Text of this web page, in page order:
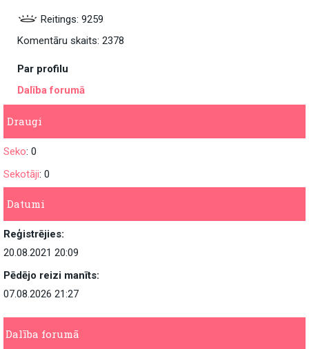
Reitings: 9259
Komentāru skaits: 2378
Par profilu
Dalība forumā
Draugi
Seko: 0
Sekotāji: 0
Datumi
Reģistrējies:
20.08.2021 20:09
Pēdējo reizi manīts:
07.08.2026 21:27
Dalība forumā